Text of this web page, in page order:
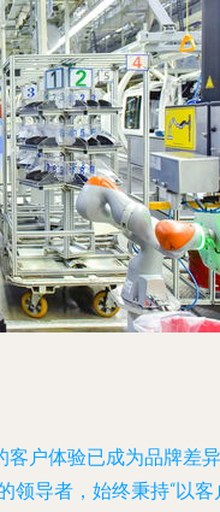
客户体验已成为品牌差异
领导者，始终秉持“以客